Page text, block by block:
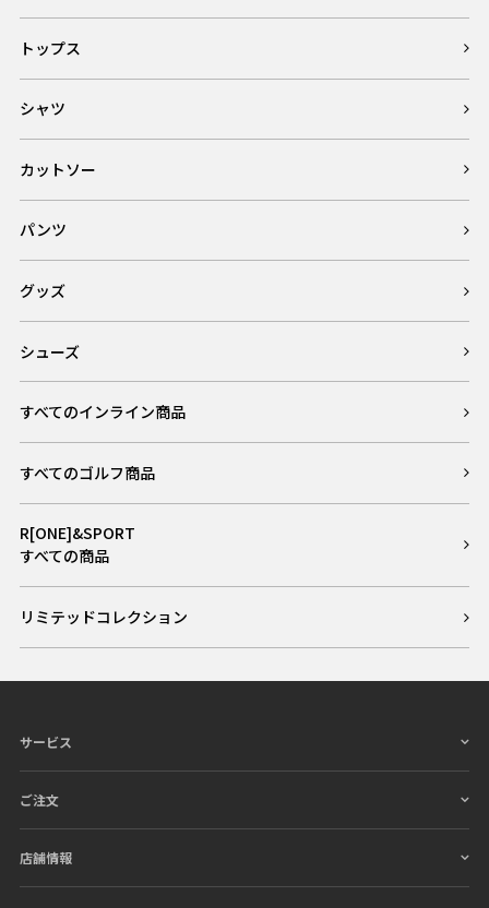
トップス
シャツ
カットソー
パンツ
グッズ
シューズ
すべてのインライン商品
すべてのゴルフ商品
R[ONE]&SPORT
すべての商品
リミテッドコレクション
サービス
ご注文
店舗情報